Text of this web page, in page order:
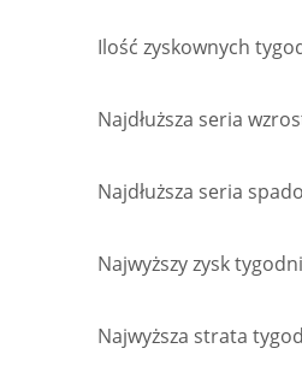
Ilość zyskownych
Najdłuższa seria
Najdłuższa seria
Najwyższy zysk
Najwyższa strata